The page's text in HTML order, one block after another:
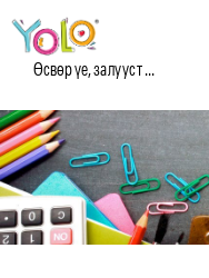
Өсвөр үе, залууст ...